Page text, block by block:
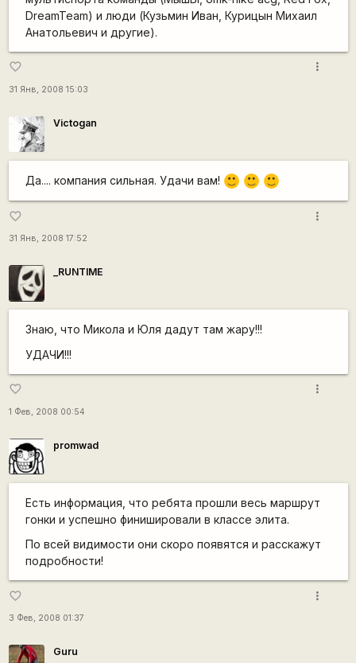
DreamTeam) и люди (Кузьмин Иван, Курицын Михаил
Анатольевич и другие).
favorite_border
31 Янв, 2008 15:03
more_vert
Victogan
Да.... компания сильная. Удачи вам! :) :) :)
favorite_border
31 Янв, 2008 17:52
more_vert
_RUNTIME
Знаю, что Микола и Юля дадут там жару!!!
УДАЧИ!!!
favorite_border
1 Фев, 2008 00:54
more_vert
promwad
Есть информация, что ребята прошли весь маршрут
гонки и успешно финишировали в классе элита.
По всей видимости они скоро появятся и расскажут
подробности!
favorite_border
3 Фев, 2008 01:37
more_vert
Guru